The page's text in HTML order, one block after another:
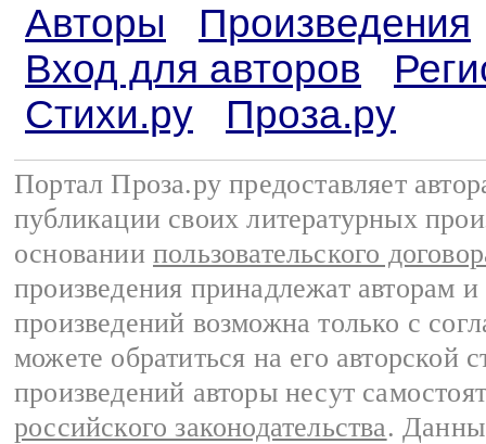
Авторы
Произведения
Вход для авторов
Стихи.ру
Проза.ру
Портал Проза.ру предоставляет
публикации своих литературных
основании пользовательского
произведения принадлежат авторам
произведений возможна только с
можете обратиться на его авторской
произведений авторы несут
российского законодательства.